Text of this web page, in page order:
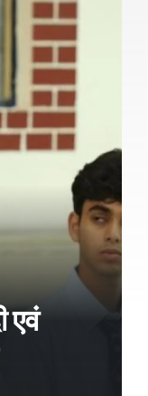
एवं